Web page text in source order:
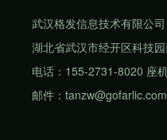
武汉格发信息技术有限公司
湖北省武汉市经开区科技
电话：155-2731-8020 座
邮件：tanzw@gofarlic.com